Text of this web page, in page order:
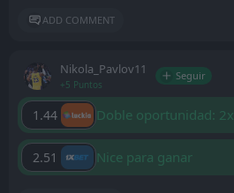
ADD COMMENT
Nikola_Pavlov11
+5 Puntos
Seguir
1.44 Doble oportunidad: 2x
2.51 Nice para ganar